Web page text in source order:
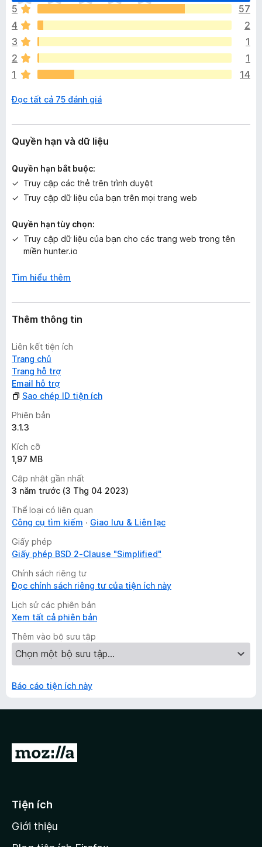
h
ư
a
c
ó
x
ế
h
n
g
à
o
5
57
4
2
3
1
2
1
1
14
Đọc tất cả 75 đánh giá
Quyền hạn và dữ liệu
Quyền hạn bắt buộc:
Truy cập các thẻ trên trình duyệt
Truy cập dữ liệu của bạn trên mọi trang web
Quyền hạn tùy chọn:
Truy cập dữ liệu của bạn cho các trang web trong tên
miền hunter.io
Tìm hiểu thêm
Thêm thông tin
Liên kết tiện ích
Trang chủ
Trang hỗ trợ
Email hỗ trợ
Sao chép ID tiện ích
Phiên bản
3.1.3
Kích cỡ
1,97 MB
Cập nhật gần nhất
3 năm trước (3 Thg 04 2023)
Thể loại có liên quan
Công cụ tìm kiếm
Giao lưu & Liên lạc
Giấy phép
Giấy phép BSD 2-Clause "Simplified"
Chính sách riêng tư
Đọc chính sách riêng tư của tiện ích này
Lịch sử các phiên bản
Xem tất cả phiên bản
Thêm vào bộ sưu tập
Báo cáo tiện ích này
Đ
ế
t
Tiện ích
Giới thiệu